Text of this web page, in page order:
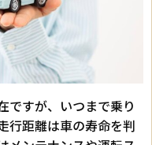
ですが、いつまで乗り
行距離は車の寿命を判